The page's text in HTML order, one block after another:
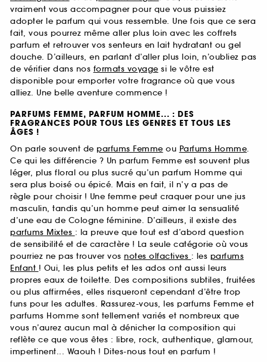
vraiment vous accompagner pour que vous puissiez
adopter le parfum qui vous ressemble. Une fois que ce sera
fait, vous pourrez même aller plus loin avec les coffrets
parfum et retrouver vos senteurs en lait hydratant ou gel
douche. D’ailleurs, en parlant d’aller plus loin, n’oubliez pas
de vérifier dans nos formats voyage si le vôtre est
disponible pour emporter votre fragrance où que vous
alliez. Une belle aventure commence !
PARFUMS FEMME, PARFUM HOMME... : DES
FRAGRANCES POUR TOUS LES GENRES ET TOUS LES
ÂGES !
On parle souvent de parfums Femme ou Parfums Homme.
Ce qui les différencie ? Un parfum Femme est souvent plus
léger, plus floral ou plus sucré qu’un parfum Homme qui
sera plus boisé ou épicé. Mais en fait, il n’y a pas de
règle pour choisir ! Une femme peut craquer pour une jus
masculin, tandis qu’un homme peut aimer la sensualité
d’une eau de Cologne féminine. D’ailleurs, il existe des
parfums Mixtes : la preuve que tout est d’abord question
de sensibilité et de caractère ! La seule catégorie où vous
pourriez ne pas trouver vos notes olfactives : les parfums
Enfant ! Oui, les plus petits et les ados ont aussi leurs
propres eaux de toilette. Des compositions subtiles, fruitées
ou plus affirmées, elles risqueront cependant d’être trop
funs pour les adultes. Rassurez-vous, les parfums Femme et
parfums Homme sont tellement variés et nombreux que
vous n’aurez aucun mal à dénicher la composition qui
reflète ce que vous êtes : libre, rock, authentique, glamour,
impertinent... Waouh ! Dites-nous tout en parfum !